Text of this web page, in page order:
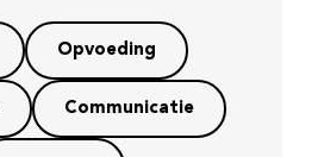
Opvoeding
Communicatie